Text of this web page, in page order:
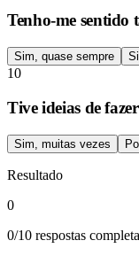
Tenho-me sentido
Sim, quase sempre
10
Tive ideias de
Sim, muitas vezes
Resultado
0
0/10 respostas